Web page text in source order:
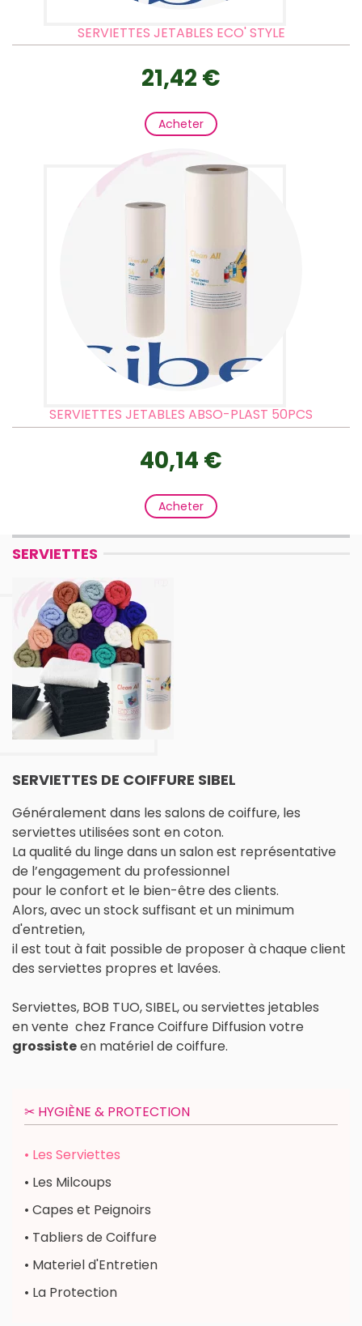
SERVIETTES JETABLES ECO' STYLE
21,42 €
Acheter
SERVIETTES JETABLES ABSO-PLAST 50PCS
40,14 €
Acheter
SERVIETTES
SERVIETTES DE COIFFURE SIBEL
Généralement dans les salons de coiffure, les
serviettes utilisées sont en coton.
La qualité du linge dans un salon est représentative
de l’engagement du professionnel
pour le confort et le bien-être des clients.
Alors, avec un stock suffisant et un minimum
d'entretien,
il est tout à fait possible de proposer à chaque client
des serviettes propres et lavées.
Serviettes, BOB TUO, SIBEL, ou serviettes jetables
en vente chez France Coiffure Diffusion votre
grossisteen matériel de coiffure.
✂︎ HYGIÈNE & PROTECTION
• Les Serviettes
• Les Milcoups
• Capes et Peignoirs
• Tabliers de Coiffure
• Materiel d'Entretien
• La Protection